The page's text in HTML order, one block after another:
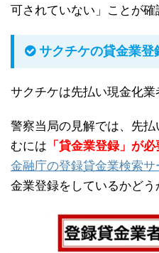
可されていない」ことが確
サクチケの貸金業登
サクチケは先払い現金化業
警察当局の見解では、先
むには 「貸金業登録」が必
金融庁の登録貸金業検索サ
金業登録をしているかどう